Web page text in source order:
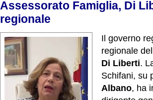
Assessorato Famiglia, Di
regionale
Il governo
regionale
Di Liberti.
Schifani, su
Albano, ha